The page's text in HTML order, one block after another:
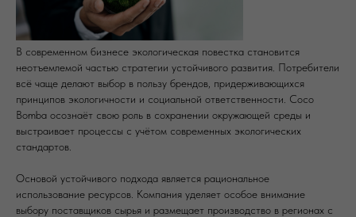
В современном бизнесе экологическая повестка становится
неотъемлемой частью стратегии устойчивого развития. Потребители
всё чаще делают выбор в пользу брендов, придерживающихся
принципов экологичности и социальной ответственности. Coco
Bomba осознаёт свою роль в сохранении окружающей среды и
выстраивает процессы с учётом современных экологических
стандартов.
Основой устойчивого подхода является рациональное
использование ресурсов. Компания уделяет особое внимание
выбору поставщиков сырья и размещает производство в регионах с